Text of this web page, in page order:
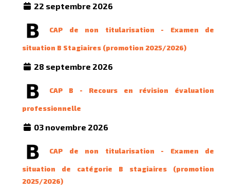
22 septembre 2026
CAP de non titularisation - Examen de
situation B Stagiaires (promotion 2025/2026)
28 septembre 2026
CAP B - Recours en révision évaluation
professionnelle
03 novembre 2026
CAP de non titularisation - Examen de
situation de catégorie B stagiaires (promotion
2025/2026)